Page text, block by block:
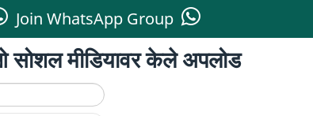
Join WhatsApp Group
सोशल मीडियावर केले अपलोड